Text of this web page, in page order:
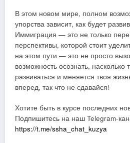
В этом новом мире, полном
упорства зависит, как будет
Иммиграция — это не только
перспективы, которой стоит
на этом пути — это не просто
возможность осознать, насколько
развиваться и меняется твоя
вперед, так что не сдавайся!
Хотите быть в курсе последних
Подпишитесь на наш Telegram-
https://t.me/ssha_chat_kuzya